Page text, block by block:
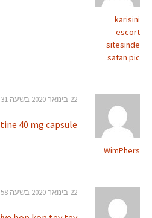
karisini
escort
sitesinde
satan pic
WimPhers
22 בינואר 2020 בשעה 20:31
40 mg capsule
22 בינואר 2020 בשעה 21:58